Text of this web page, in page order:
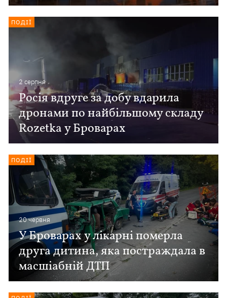
2 серпня
Росія вдруге за добу вдарила
дронами по найбільшому складу
Rozetka у Броварах
ПОДІЇ
20 червня
У Броварах у лікарні померла
друга дитина, яка постраждала в
масшіабній ДТП
ПОДІЇ